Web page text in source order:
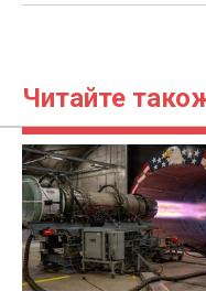
Читайте